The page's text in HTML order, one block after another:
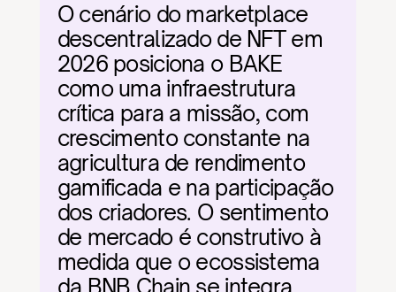
O cenário do marketplace
descentralizado de NFT em
2026 posiciona o BAKE
como uma infraestrutura
crítica para a missão, com
crescimento constante na
agricultura de rendimento
gamificada e na participação
dos criadores. O sentimento
de mercado é construtivo à
medida que o ecossistema
da BNB Chain se integra